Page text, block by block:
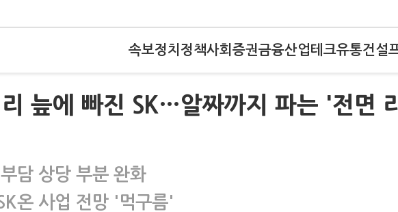
속보정치 정책사회 증권금융산업테크유통건설
리 늪에 빠진 SK…알짜까지 파는 '전면
담 상당 부분 완화
온 사업 전망 '먹구름'